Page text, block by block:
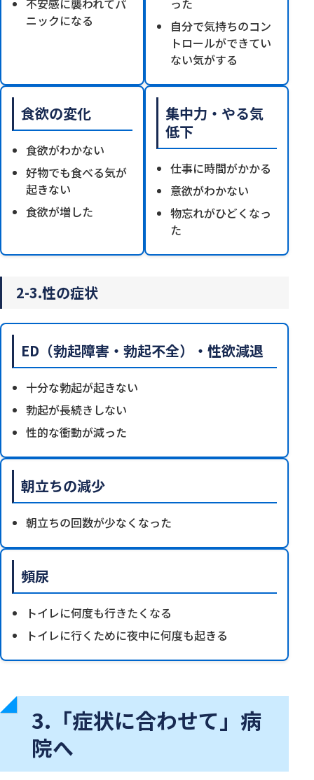
不安感に襲われてパ
ニックになる
った
自分で気持ちのコン
トロールができてい
ない気がする
食欲の変化
食欲がわかない
好物でも食べる気が
起きない
食欲が増した
集中力・やる気
低下
仕事に時間がかかる
意欲がわかない
物忘れがひどくなっ
た
2-3.性の症状
ED（勃起障害・勃起不全）・性欲減退
十分な勃起が起きない
勃起が長続きしない
性的な衝動が減った
朝立ちの減少
朝立ちの回数が少なくなった
頻尿
トイレに何度も行きたくなる
トイレに行くために夜中に何度も起きる
3.「症状に合わせて」病
院へ